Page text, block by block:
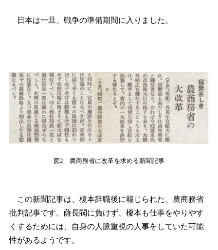
日本は一旦、戦争の準備期間に入りました。
図2 農商務省に改革を求める新聞記事
この新聞記事は、榎本辞職後に報じられた、農商務省
批判記事です。薩長閥に負けず、榎本も仕事をやりやす
くするためには、自身の人脈重視の人事をしていた可能
性があるようです。